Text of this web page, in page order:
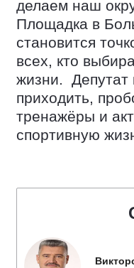
делаем наш
Площадка в
становится
всех, кто
жизни. Депутат
приходить,
тренажёры и
спортивную